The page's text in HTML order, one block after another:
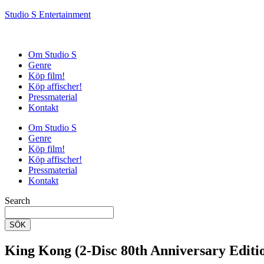
Studio S Entertainment
Om Studio S
Genre
Köp film!
Köp affischer!
Pressmaterial
Kontakt
Om Studio S
Genre
Köp film!
Köp affischer!
Pressmaterial
Kontakt
Search
SÖK
King Kong (2-Disc 80th Anniversary